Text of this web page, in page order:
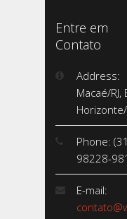
Entre em
Contato
Address:
Macaé/RJ,
Phone:
98228-
E-mail: